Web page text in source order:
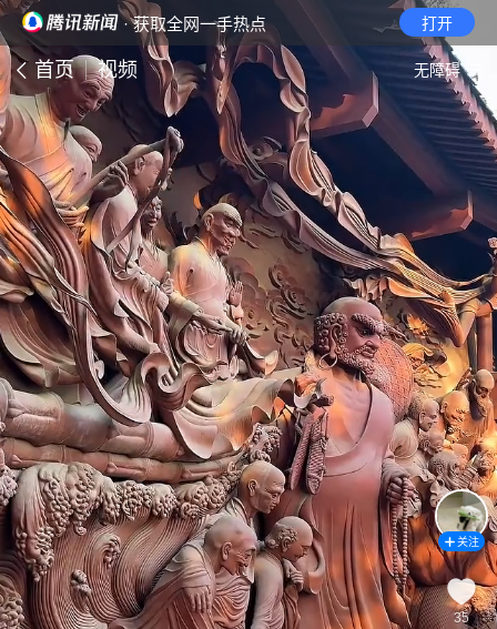
· 获取全网一手热点 打开
首页 视频 无障碍
关注
35